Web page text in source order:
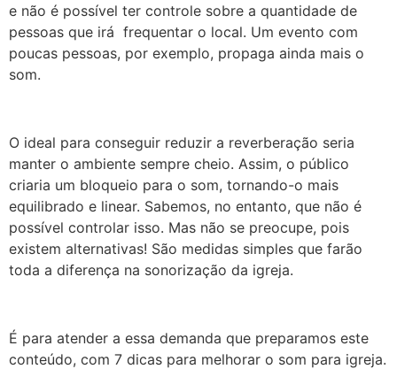
e não é possível ter controle sobre a quantidade de
pessoas que irá frequentar o local. Um evento com
poucas pessoas, por exemplo, propaga ainda mais o
som.
O ideal para conseguir reduzir a reverberação seria
manter o ambiente sempre cheio. Assim, o público
criaria um bloqueio para o som, tornando-o mais
equilibrado e linear. Sabemos, no entanto, que não é
possível controlar isso. Mas não se preocupe, pois
existem alternativas! São medidas simples que farão
toda a diferença na sonorização da igreja.
É para atender a essa demanda que preparamos este
conteúdo, com 7 dicas para melhorar o som para igreja.